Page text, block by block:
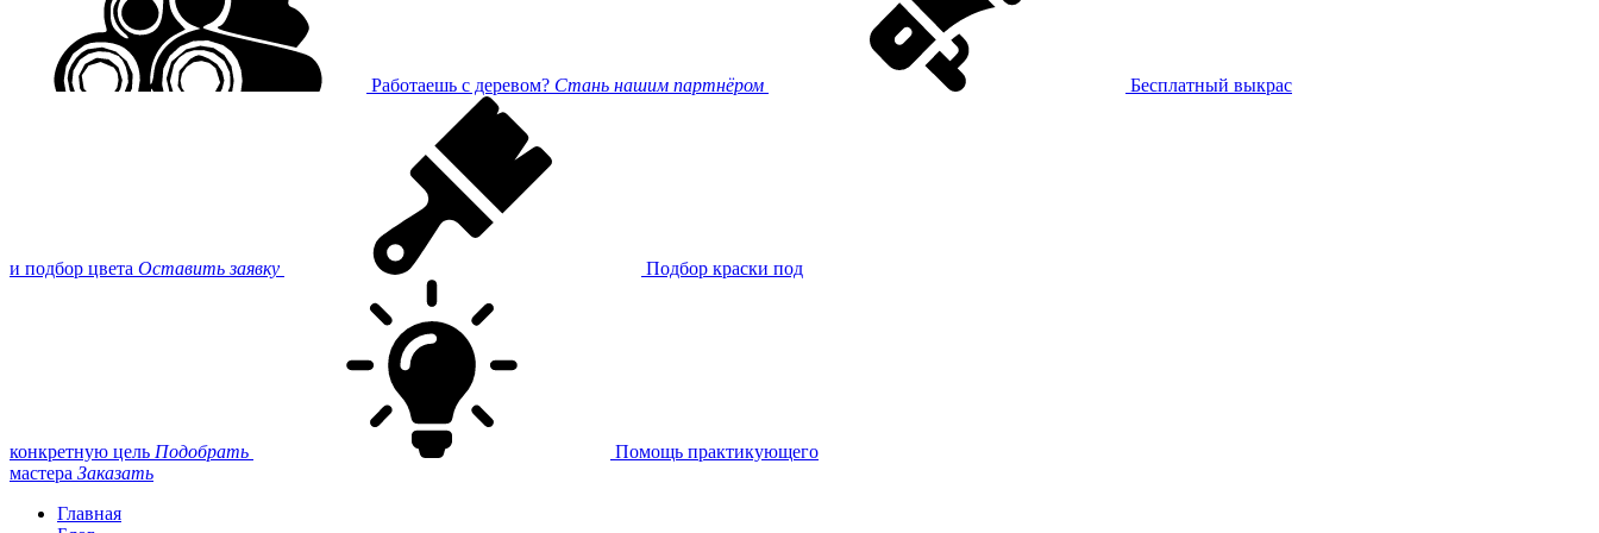
Работаешь с деревом? Стань нашим партнёром Бесплатный выкрас
и подбор цвета Оставить заявку Подбор краски под
конкретную цель Подобрать
Помощь практикующего
мастера Заказать
Главная